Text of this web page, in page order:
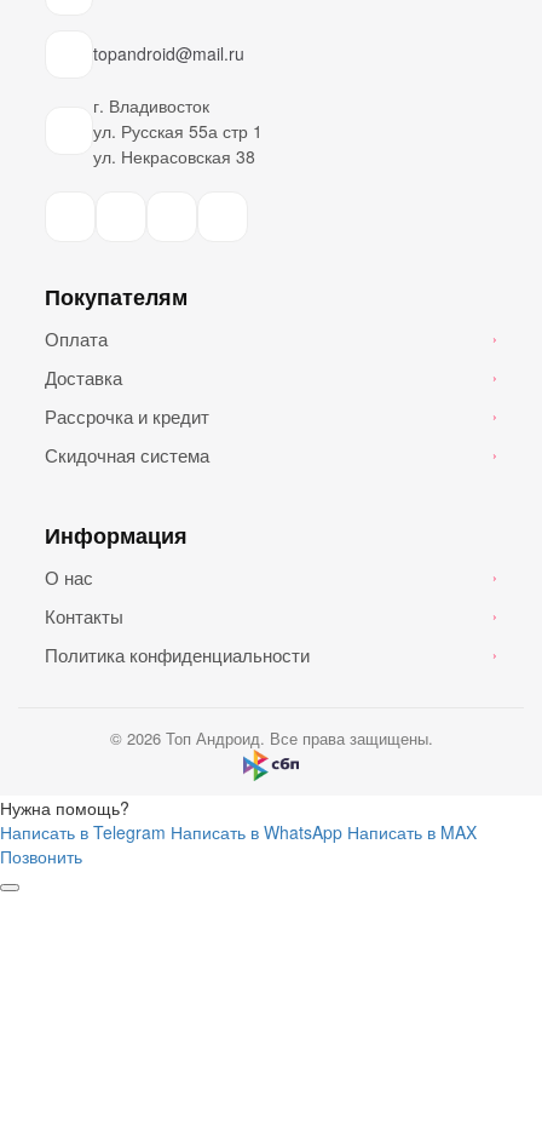
topandroid@mail.ru
г. Владивосток
ул. Русская 55а стр 1
ул. Некрасовская 38
Покупателям
Оплата ›
Доставка ›
Рассрочка и кредит ›
Скидочная система ›
Информация
О нас ›
Контакты ›
Политика конфиденциальности ›
© 2026 Топ Андроид. Все права защищены.
Нужна помощь?
Написать в Telegram Написать в WhatsApp Написать в MAX
Позвонить